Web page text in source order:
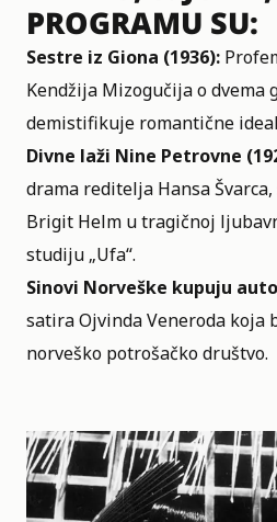
PROGRAMU SU:
Sestre iz Giona (1936):
Kendžija Mizogučija o dvema
demistifikuje romantične
Divne laži Nine Petrovne
drama reditelja Hansa
Brigit Helm u tragičnoj
studiju „Ufa“.
Sinovi Norveške kupuju
satira Ojvinda Veneroda
norveško potrošačko društvo.